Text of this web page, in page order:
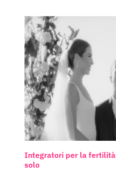
Integratori per la
solo